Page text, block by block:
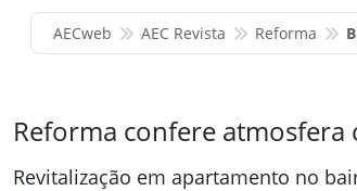
AECweb AEC Revista Reforma
Reforma confere
Revitalização em apartamento no